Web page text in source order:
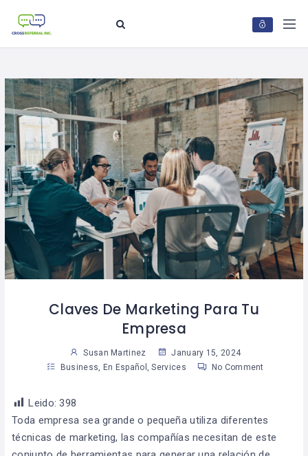
Claves De Marketing Para Tu
Empresa
Susan Martinez
January 15, 2024
Business
En Español ,Services No Comment
Leido: 398
Toda empresa sea grande o pequeña utiliza diferentes
técnicas de marketing, las compañías necesitan de este